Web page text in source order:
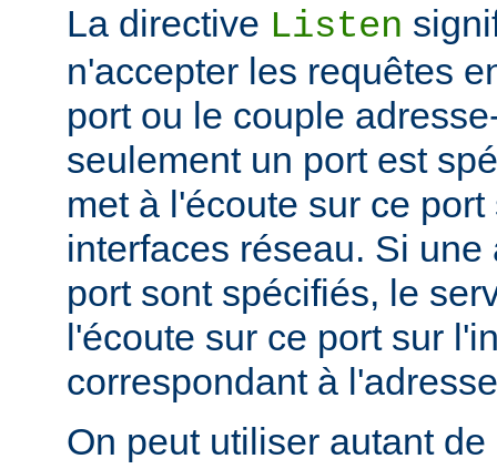
La directive Listen
n'accepter les requêtes
port ou le couple
seulement un port est
met à l'écoute sur ce
interfaces réseau. Si une
port sont spécifiés, le
l'écoute sur ce port sur
correspondant à
On peut utiliser autant